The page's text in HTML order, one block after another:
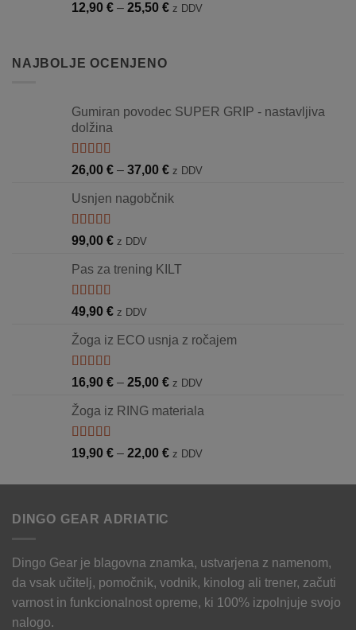
30,90 €
12,90 € – 25,50 €Cenovni
z DDV
NAJBOLJE OCENJENO
Gumiran povodec SUPER GRIP - nastavljiva
dolžina
Ocenjeno
5.00
26,00 € – 37,00 €Cenovni
od
z DDV
Usnjen nagobčnik
Ocenjeno
5.00
99,00 € z DDV
Pas za trening KILT
Ocenjeno
5.00
49,90 € z DDV
Žoga iz ECO usnja z ročajem
Ocenjeno
5.00
16,90 € – 25,00 €Cenovni
od
do
z DDV
Žoga iz RING materiala
Ocenjeno
5.00
19,90 € – 22,00 €Cenovni
od
z DDV
DINGO GEAR ADRIATIC
Dingo Gear je blagovna znamka, ustvarjena z namenom,
da vsak učitelj, pomočnik, vodnik, kinolog ali trener, začuti
varnost in funkcionalnost opreme, ki 100% izpolnjuje svojo
nalogo.